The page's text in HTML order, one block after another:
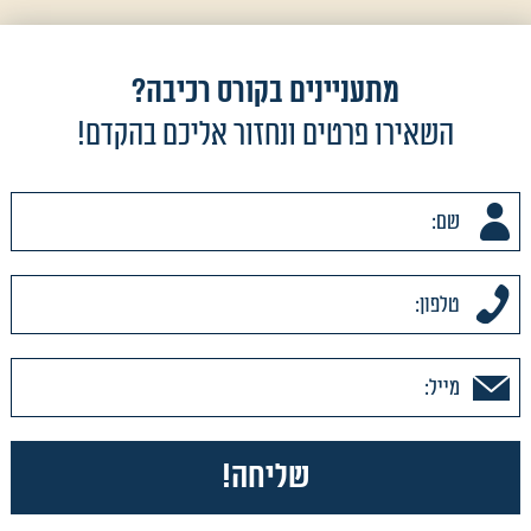
מתעניינים בקורס רכיבה?
השאירו פרטים ונחזור אליכם בהקדם!